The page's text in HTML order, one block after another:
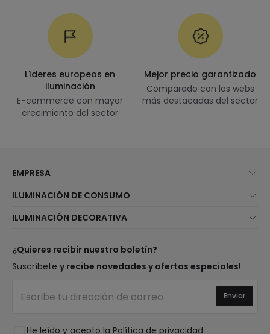
Líderes europeos en
iluminación
E-commerce con mayor
crecimiento del sector
Mejor precio garantizado
Comparado con las webs
más destacadas del sector
EMPRESA
Atención al cliente
Métodos de envío
¿Eres profesional?
Tiendas
Preguntas frecuentes
ILUMINACIÓN DE CONSUMO
Marcas
Presupuestos
Iluminación para empresas
ILUMINACIÓN DECORATIVA
Top Marcas
Espacios
Colecciones
LoveYouGreen
¿Quieres recibir nuestro boletín?
Suscríbete y recibe novedades y ofertas especiales!
He leído y acepto la Política de privacidad
Enviar